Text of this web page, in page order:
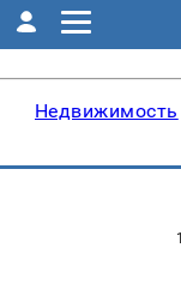
Недвижимость